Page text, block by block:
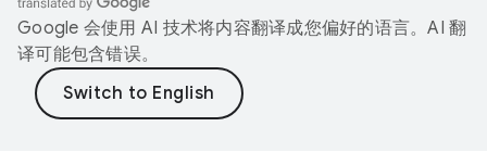
Google 会使用 AI 技术将内容翻译成您偏好的语言。AI 翻
译可能包含错误。